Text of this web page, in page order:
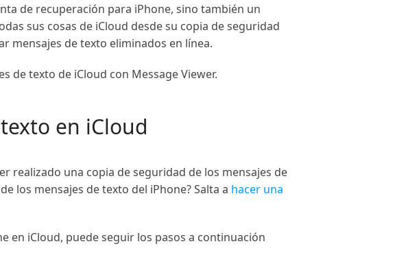
de recuperación para iPhone, sino también un
sus cosas de iCloud desde su copia de seguridad
mensajes de texto eliminados en línea.
de texto de iCloud con Message Viewer.
en iCloud
realizado una copia de seguridad de los mensajes de
los mensajes de texto del iPhone? Salta a hacer una
en iCloud, puede seguir los pasos a continuación